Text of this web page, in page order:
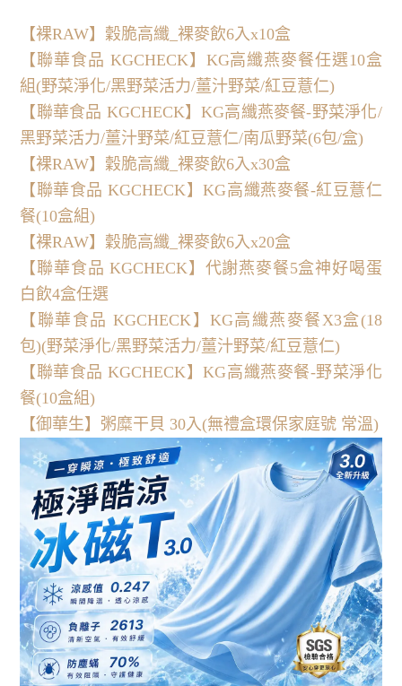
【裸RAW】穀脆高纖_裸麥飲6入x10盒
【聯華食品 KGCHECK】KG高纖燕麥餐任選10盒
組(野菜淨化/黑野菜活力/薑汁野菜/紅豆薏仁)
【聯華食品 KGCHECK】KG高纖燕麥餐-野菜淨化/
黑野菜活力/薑汁野菜/紅豆薏仁/南瓜野菜(6包/盒)
【裸RAW】穀脆高纖_裸麥飲6入x30盒
【聯華食品 KGCHECK】KG高纖燕麥餐-紅豆薏仁
餐(10盒組)
【裸RAW】穀脆高纖_裸麥飲6入x20盒
【聯華食品 KGCHECK】代謝燕麥餐5盒神好喝蛋
白飲4盒任選
【聯華食品 KGCHECK】KG高纖燕麥餐X3盒(18
包)(野菜淨化/黑野菜活力/薑汁野菜/紅豆薏仁)
【聯華食品 KGCHECK】KG高纖燕麥餐-野菜淨化
餐(10盒組)
【御華生】粥糜干貝 30入(無禮盒環保家庭號 常溫)